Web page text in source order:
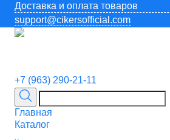
Доставка и оплата товаров
support@cikersofficial.com
+7 (963) 290-21-11
Главная
Каталог